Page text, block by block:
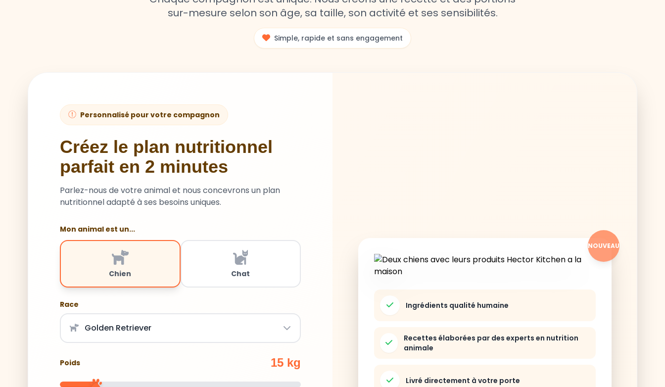
sur-mesure selon son âge, sa taille, son activité et ses sensibilités.
Simple, rapide et sans engagement
Personnalisé pour votre compagnon
Créez le plan nutritionnel
parfait en 2 minutes
Parlez-nous de votre animal et nous concevrons un plan
nutritionnel adapté à ses besoins uniques.
Mon animal est un...
Chien Chat
Race
Poids 15 kg
NOUVEAU
Ingrédients qualité humaine
Recettes élaborées par des experts en nutrition
animale
Livré directement à votre porte